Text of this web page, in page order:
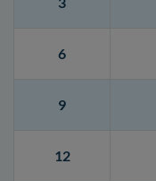
6
9
12